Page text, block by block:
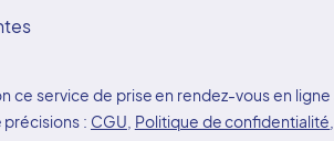
ce service de prise en rendez-vous en
précisions : CGU Politique de confidentialité